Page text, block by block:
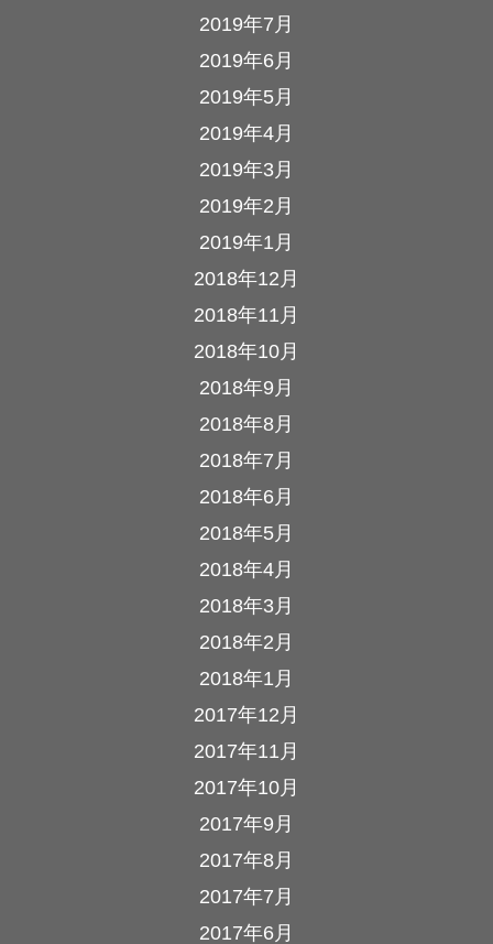
2019年7月
2019年6月
2019年5月
2019年4月
2019年3月
2019年2月
2019年1月
2018年12月
2018年11月
2018年10月
2018年9月
2018年8月
2018年7月
2018年6月
2018年5月
2018年4月
2018年3月
2018年2月
2018年1月
2017年12月
2017年11月
2017年10月
2017年9月
2017年8月
2017年7月
2017年6月